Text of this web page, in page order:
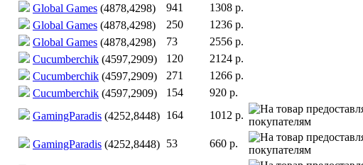
Global Games (4878,4298) 941
1308 р.
Global Games (4878,4298) 250
1236 р.
Global Games (4878,4298) 73
2556 р.
Cucumberchik (4597,2909) 120
2124 р.
Cucumberchik (4597,2909) 271
1266 р.
Cucumberchik (4597,2909) 154
920 р.
GamingParadis (4252,8448) 164 1012 р.
GamingParadis (4252,8448) 53 660 р.